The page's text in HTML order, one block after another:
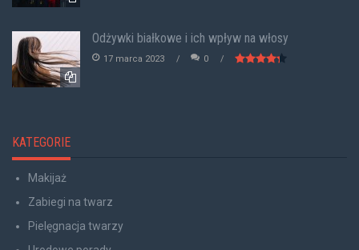
Odżywki białkowe i ich wpływ na włosy
17 marca 2023 0
KATEGORIE
Makijaż
Zabiegi na twarz
Pielęgnacja twarzy